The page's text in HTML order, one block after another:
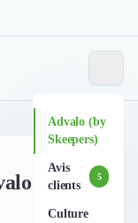
Advalo (by
Skeepers)
Avis
clients
5
Culture
(by